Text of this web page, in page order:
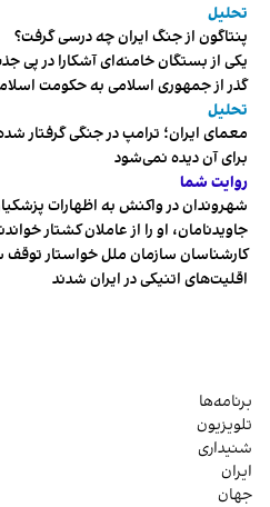
تحلیل
پنتاگون از جنگ ایران چه درسی گرفت؟
یکی از بستگان خامنه‌ای آشکارا در پی
گذر از جمهوری اسلامی به حکومت
تحلیل
معمای ایران؛ ترامپ در جنگی گرفتار
برای آن دیده نمی‌شود
روایت شما
شهروندان در واکنش به اظهارات پزشکیان
جاویدنامان، او را از عاملان کشتار
کارشناسان سازمان ملل خواستار
اقلیت‌های اتنیکی در ایران شدند
برنامه‌ها
تلویزیون
شنیداری
ایران
جهان